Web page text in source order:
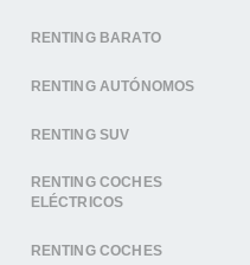
RENTING BARATO
RENTING AUTÓNOMOS
RENTING SUV
RENTING COCHES
ELÉCTRICOS
RENTING COCHES